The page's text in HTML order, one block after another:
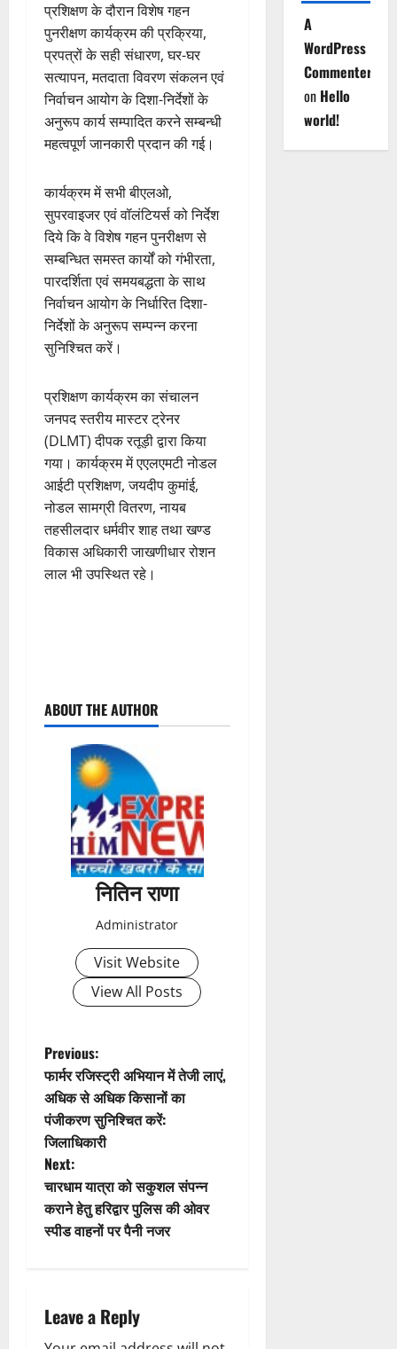
प्रशिक्षण के दौरान विशेष गहन
पुनरीक्षण कार्यक्रम की प्रक्रिया,
प्रपत्रों के सही संधारण, घर-घर
सत्यापन, मतदाता विवरण संकलन एवं
निर्वाचन आयोग के दिशा-निर्देशों के
अनुरूप कार्य सम्पादित करने सम्बन्धी
महत्वपूर्ण जानकारी प्रदान की गई।
कार्यक्रम में सभी बीएलओ,
सुपरवाइजर एवं वॉलंटियर्स को निर्देश
दिये कि वे विशेष गहन पुनरीक्षण से
सम्बन्धित समस्त कार्यों को गंभीरता,
पारदर्शिता एवं समयबद्धता के साथ
निर्वाचन आयोग के निर्धारित दिशा-
निर्देशों के अनुरूप सम्पन्न करना
सुनिश्चित करें।
प्रशिक्षण कार्यक्रम का संचालन
जनपद स्तरीय मास्टर ट्रेनर
(DLMT) दीपक रतूड़ी द्वारा किया
गया। कार्यक्रम में एएलएमटी नोडल
आईटी प्रशिक्षण, जयदीप कुमांई,
नोडल सामग्री वितरण, नायब
तहसीलदार धर्मवीर शाह तथा खण्ड
विकास अधिकारी जाखणीधार रोशन
लाल भी उपस्थित रहे।
o
t
i
o
n
ABOUT THE AUTHOR
नितिन राणा
Administrator
Visit Website
View All Posts
P
o
s
t
n
a
i
Previous:
फार्मर रजिस्ट्री अभियान में तेजी लाएं,
अधिक से अधिक किसानों का
पंजीकरण सुनिश्चित करें:
जिलाधिकारी
Next:
चारधाम यात्रा को सकुशल संपन्न
कराने हेतु हरिद्वार पुलिस की ओवर
स्पीड वाहनों पर पैनी नजर
Leave a Reply
A
WordPress
Commenter
on Hello
world!